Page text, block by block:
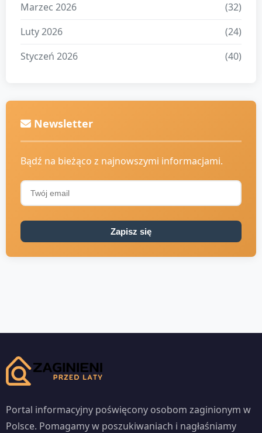
Marzec 2026
(32)
Luty 2026
(24)
Styczeń 2026
(40)
Newsletter
Bądź na bieżąco z najnowszymi informacjami.
Zapisz się
Portal informacyjny poświęcony osobom zaginionym w
Polsce. Pomagamy w poszukiwaniach i nagłaśniamy